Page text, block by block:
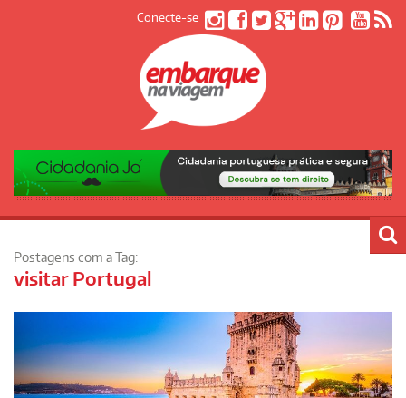
Conecte-se
Postagens com a Tag:
visitar Portugal